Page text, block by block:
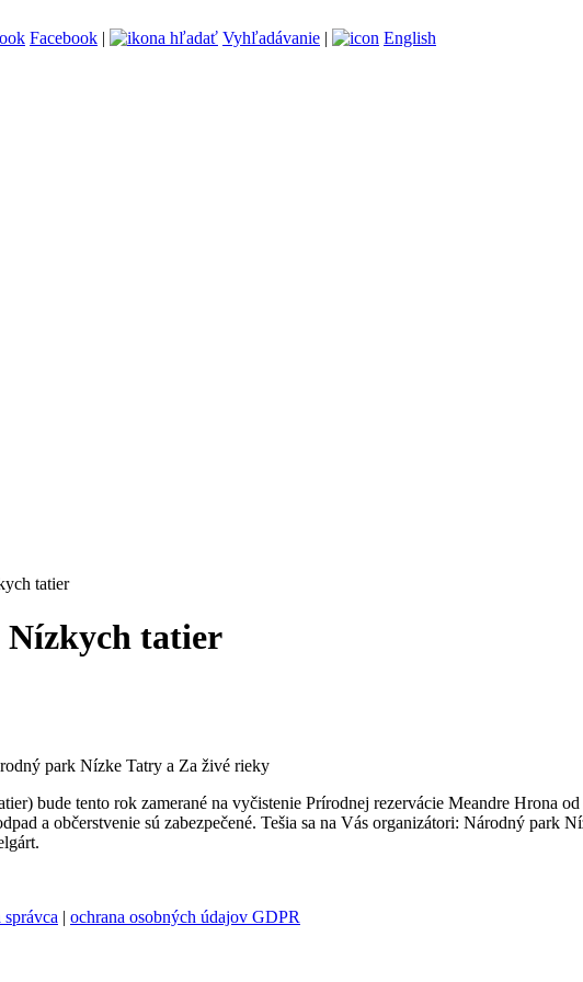
Facebook | Vyhľadávanie | English
tatier
Nízkych tatier
park Nízke Tatry a Za živé rieky
bude tento rok zamerané na vyčistenie Prírodnej rezervácie Meandre Hrona
a občerstvenie sú zabezpečené. Tešia sa na Vás organizátori: Národný
| ochrana osobných údajov GDPR